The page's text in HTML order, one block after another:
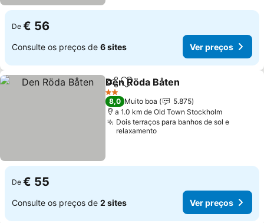
De € 56
Consulte os preços de 6 sites Ver preços
PartilharAdicionar aos favoritos
Den Röda Båten
2 Estrelas
8,0 Muito boa
5.875
a 1.0 km de Old Town Stockholm
Dois terraços para banhos de sol e
relaxamento
De € 55
Consulte os preços de 2 sites Ver preços